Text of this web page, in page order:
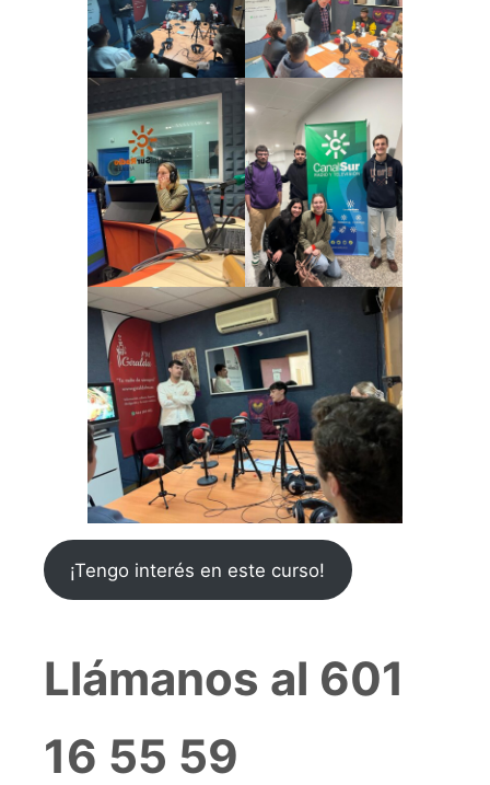
¡Tengo interés en este curso!
Llámanos al 601
16 55 59